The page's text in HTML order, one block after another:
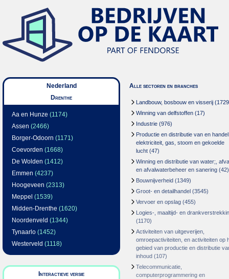
Nederland
Drenthe
Aa en Hunze (1174)
Assen (2466)
Borger-Odoorn (1171)
Coevorden (1668)
De Wolden (1412)
Emmen (4237)
Hoogeveen (2313)
Meppel (1539)
Midden-Drenthe (1620)
Noordenveld (1344)
Tynaarlo (1452)
Westerveld (1118)
Interactieve versie
Alle sectoren en branches
Landbouw, bosbouw en visserij
Winning van delfstoffen (17)
Industrie (976)
Productie en distributie van en
elektriciteit, gas, stoom en gekoelde
lucht (47)
Winning en distributie van water;,
en afvalwaterbeheer en sanering (42)
Bouwnijverheid (1349)
Groot- en detailhandel (3545)
Vervoer en opslag (455)
Logies-, maaltijd- en
(1170)
Activiteiten van uitgeverijen,
omroepactiviteiten, en activiteiten op
gebied van productie en distributie
inhoud (107)
Telecommunicatie,
computerprogrammering en